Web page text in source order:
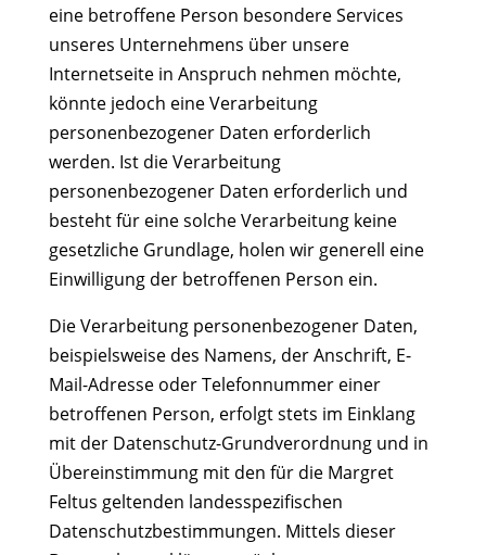
eine betroffene Person besondere Services
unseres Unternehmens über unsere
Internetseite in Anspruch nehmen möchte,
könnte jedoch eine Verarbeitung
personenbezogener Daten erforderlich
werden. Ist die Verarbeitung
personenbezogener Daten erforderlich und
besteht für eine solche Verarbeitung keine
gesetzliche Grundlage, holen wir generell eine
Einwilligung der betroffenen Person ein.
Die Verarbeitung personenbezogener Daten,
beispielsweise des Namens, der Anschrift, E-
Mail-Adresse oder Telefonnummer einer
betroffenen Person, erfolgt stets im Einklang
mit der Datenschutz-Grundverordnung und in
Übereinstimmung mit den für die Margret
Feltus geltenden landesspezifischen
Datenschutzbestimmungen. Mittels dieser